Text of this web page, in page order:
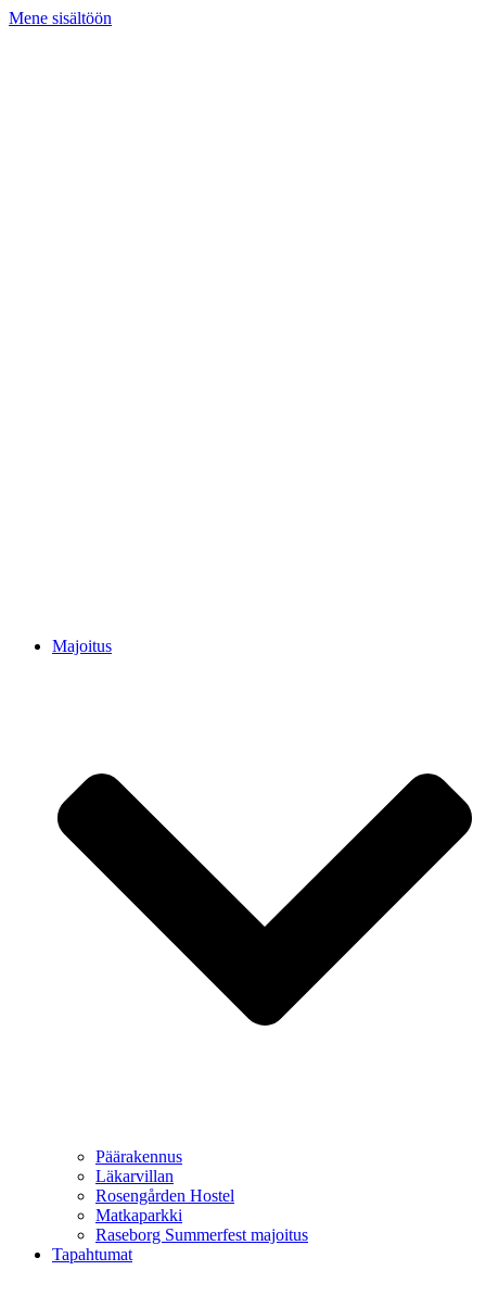
Mene sisältöön
Majoitus
Päärakennus
Läkarvillan
Rosengården Hostel
Matkaparkki
Raseborg Summerfest majoitus
Tapahtumat